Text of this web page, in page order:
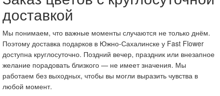
доставкой
Мы понимаем, что важные моменты случаются не только днём.
Поэтому доставка подарков в Южно-Сахалинске у Fast Flower
доступна круглосуточно. Поздний вечер, праздник или внезапное
желание порадовать близкого — не имеет значения. Мы
работаем без выходных, чтобы вы могли выразить чувства в
любой момент.